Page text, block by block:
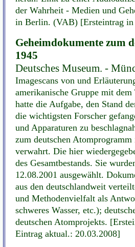
der Wahrheit - Medien und
in Berlin. (VAB) [Ersteintrag
Geheimdokumente zum
1945
Deutsches Museum. -
Imagescans von und
amerikanische Gruppe mit
hatte die Aufgabe, den Stand
die wichtigsten Forscher
und Apparaturen zu
zum deutschen
verwahrt. Die hier
des Gesamtbestands. Sie
12.08.2001 ausgewählt.
aus den deutschlandweit
und Methodenvielfalt als
schweres Wasser, etc.);
deutschen Atomprojekts.
Eintrag aktual.: 20.03.2008]